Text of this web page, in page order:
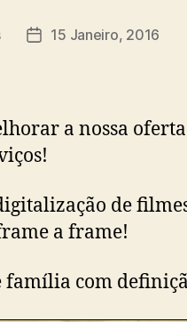
Data15 Janeiro, 2016
a nossa
de
a frame!
família com